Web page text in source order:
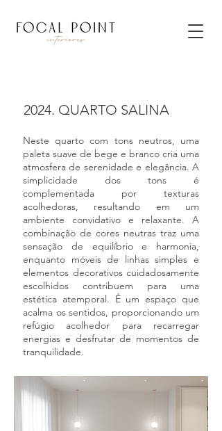
2024. QUARTO SALINA
Neste quarto com tons neutros, uma
paleta suave de bege e branco cria uma
atmosfera de serenidade e elegância. A
simplicidade dos tons é
complementada por texturas
acolhedoras, resultando em um
ambiente convidativo e relaxante. A
combinação de cores neutras traz uma
sensação de equilíbrio e harmonia,
enquanto móveis de linhas simples e
elementos decorativos cuidadosamente
escolhidos contribuem para uma
estética atemporal. É um espaço que
acalma os sentidos, proporcionando um
refúgio acolhedor para recarregar
energias e desfrutar de momentos de
tranquilidade.